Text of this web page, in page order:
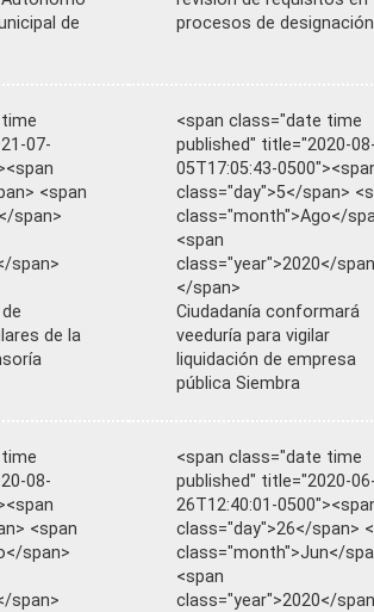
de
procesos de designación
07-
<span
span>
span>
de la
<span class="date time
published" title="2020-08-
05T17:05:43-
class="day">5</span>
class="month">Ago</
<span
class="year">2020</
</span>
Ciudadanía conformará
veeduría para vigilar
liquidación de empresa
pública Siembra
08-
<span
span>
span>
<span class="date time
published" title="2020-06-
26T12:40:01-
class="day">26</span>
class="month">Jun</
<span
class="year">2020</